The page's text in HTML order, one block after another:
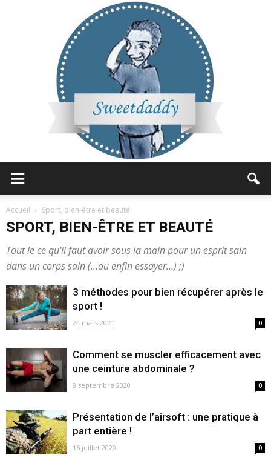
Accueil Sport, bien-être et beauté
SPORT, BIEN-ÊTRE ET BEAUTÉ
Tout le ce qu'il faut avoir sous la main pour un esprit sain
dans un corps sain (...ou enfin essayer...) ;)
3 méthodes pour bien récupérer après le
sport !
24 mars 2021 0
Comment se muscler efficacement avec
une ceinture abdominale ?
8 septembre 2020 0
Présentation de l’airsoft : une pratique à
part entière !
16 juillet 2020 0